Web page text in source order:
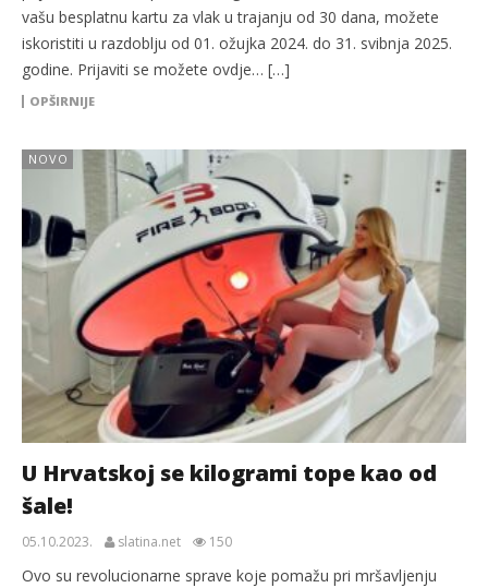
vašu besplatnu kartu za vlak u trajanju od 30 dana, možete
iskoristiti u razdoblju od 01. ožujka 2024. do 31. svibnja 2025.
godine. Prijaviti se možete ovdje… […]
OPŠIRNIJE
NOVO
U Hrvatskoj se kilogrami tope kao od
šale!
05.10.2023. slatina.net 150
Ovo su revolucionarne sprave koje pomažu pri mršavljenju